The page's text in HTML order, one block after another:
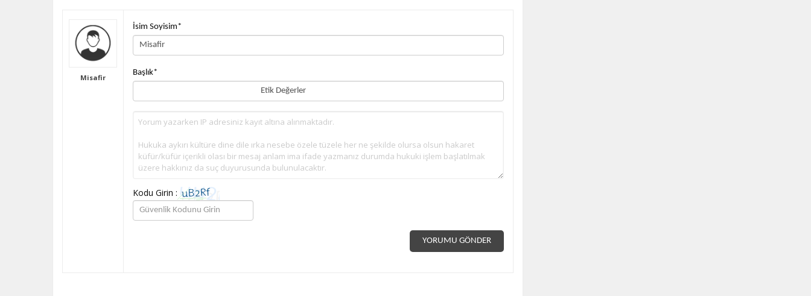
Misafir
İsim Soyisim*
Başlık*
Kodu Girin :
YORUMU GÖNDER